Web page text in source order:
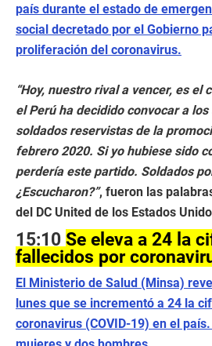
país durante el estado de
social decretado por el Gobierno
proliferación del coronavirus.
“Hoy, nuestro rival a vencer, es el
el Perú ha decidido convocar a
soldados reservistas de la
febrero 2020. Si yo hubiese sido
perdería este partido. Soldados
¿Escucharon?”, fueron las
del DC United de los Estados
15:10 Se eleva a 24 la
fallecidos por
El Ministerio de Salud (Minsa)
lunes que se incrementó a 24 la
coronavirus (COVID-19) en el